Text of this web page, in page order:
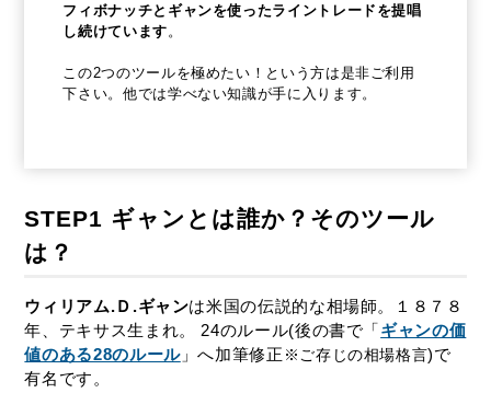
フィボナッチとギャンを使ったライントレードを提唱
し続けています 。
この2つのツールを極めたい！という方は是非ご利用
下さい。他では学べない知識が手に入ります。
STEP1 ギャンとは誰か？そのツール
は？
ウィリアム.Ｄ.ギャンは米国の伝説的な相場師。１８７８
年、テキサス生まれ。 24のルール(後の書で「ギャンの価
値のある28のルール」へ加筆修正 ※ご存じの相場格言)で
有名です。